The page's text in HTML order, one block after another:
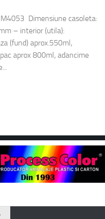
Dimensiune casoleta:
– interior (utila):
(fund) aprox.550ml,
aprox 800ml, adancime